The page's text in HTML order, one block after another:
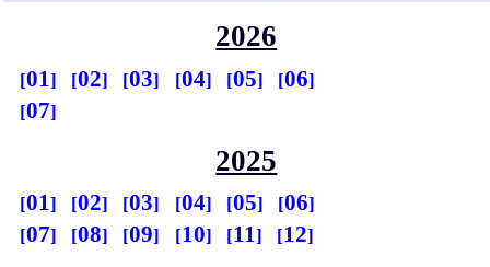
2026
01 02 03 04 05
06
07
2025
01 02 03 04 05
06
07
08 09 10 11 12